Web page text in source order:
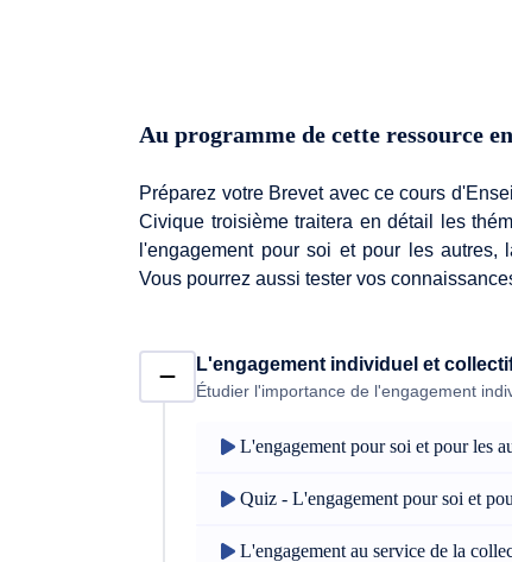
Au programme de cette ressource
Préparez votre Brevet avec ce cours
Civique troisième traitera en détail les
l'engagement pour soi et pour les
Vous pourrez aussi tester vos
L'engagement individuel et
Étudier l'importance de l'engagement
L'engagement pour soi et pour les
Quiz - L'engagement pour soi et
L'engagement au service de la